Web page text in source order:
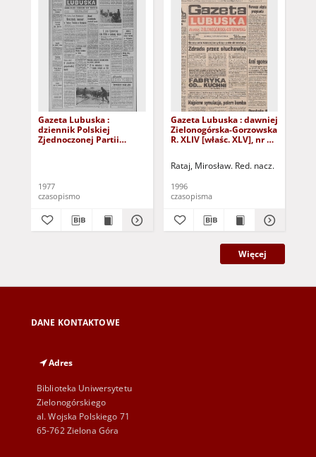
Gazeta Lubuska :
dziennik Polskiej
Zjednoczonej Partii
1977
czasopismo
Gazeta Lubuska : dawniej
Zielonogórska-Gorzowska
R. XLIV [właśc. XLV], nr 52
Rataj, Mirosław. Red. nacz.
1996
czasopisma
Więcej
DANE KONTAKTOWE
Adres
Biblioteka Uniwersytetu
Zielonogórskiego
al. Wojska Polskiego 71
65-762 Zielona Góra